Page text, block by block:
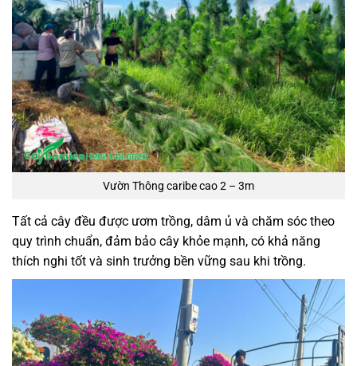
Vườn Thông caribe cao 2 – 3m
Tất cả cây đều được ươm trồng, dâm ủ và chăm sóc theo
quy trình chuẩn, đảm bảo cây khỏe mạnh, có khả năng
thích nghi tốt và sinh trưởng bền vững sau khi trồng.